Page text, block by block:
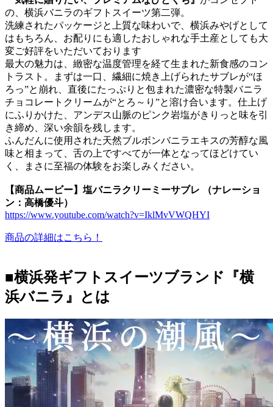
の、横浜バニラのギフトスイーツ第二弾。
洗練されたパッケージと上質な味わいで、横浜みやげとして
はもちろん、お配りにも適したおしゃれな手土産としても大
変ご好評をいただいております
最大の魅力は、緻密な温度管理を経て生まれた新食感のコン
トラスト。まずは一口、繊細に焼き上げられたサブレが“ほ
ろっ”と崩れ、直後にたっぷりと包まれた濃密な特製バニラ
チョコレートクリームが“とろ～り”と溶け合います。仕上げ
にふりかけた、アンデス山脈のピンク岩塩がきりっと味を引
き締め、深い余韻を残します。
ふんだんに使用された天然ブルボンバニラエキスの芳醇な風
味と相まって、舌の上ですべてが一体となってほどけてい
く、まさに至福の体験をお楽しみください。
【商品ムービー】塩バニラクリーミーサブレ （ナレーショ
ン：高橋優斗）
https://www.youtube.com/watch?v=IklMvVWQHYI
商品の詳細はこちら！
■横浜発ギフトスイーツブランド 『横
浜バニラ』とは